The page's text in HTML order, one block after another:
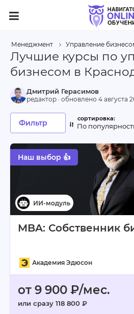
Менеджмент Управление
Лучшие курсы по
бизнесом в
MBA: Собственник
Академия Эдюсон
от 9 900 ₽/мес.
или сразу 118 800 ₽
Наш выбор 👍
Дмитрий Герасимов
редактор · обновлено 4 августа
Фильтр По